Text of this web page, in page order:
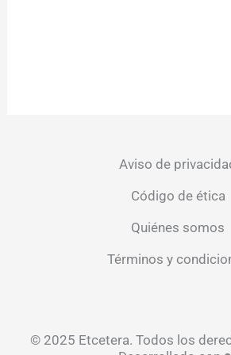
Aviso de
Código de ética
Quiénes somos
Términos y
© 2025 Etcetera. Todos los